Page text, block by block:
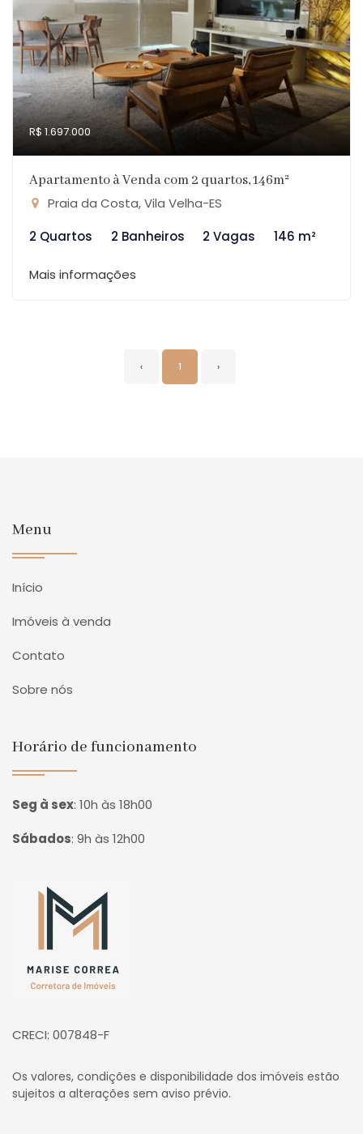
R$ 1.697.000
Apartamento à Venda com 2 quartos, 146m²
Praia da Costa, Vila Velha-ES
2 Quartos
2 Banheiros 2 Vagas 146 m²
Mais informações
‹ 1 ›
Menu
Início
Imóveis à venda
Contato
Sobre nós
Horário de funcionamento
Seg à sex: 10h às 18h00
Sábados: 9h às 12h00
Página inicial
CRECI: 007848-F
Os valores, condições e disponibilidade dos imóveis estão
sujeitos a alterações sem aviso prévio.